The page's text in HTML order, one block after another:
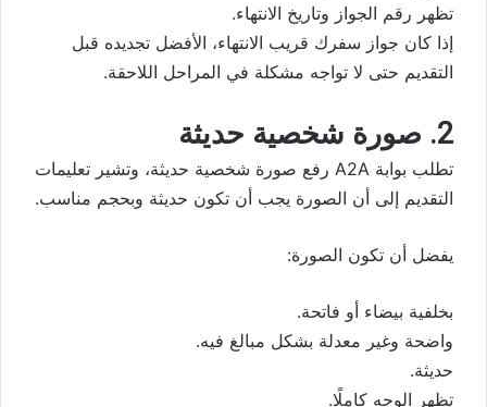
تظهر رقم الجواز وتاريخ الانتهاء.
إذا كان جواز سفرك قريب الانتهاء، الأفضل تجديده قبل
التقديم حتى لا تواجه مشكلة في المراحل اللاحقة.
2. صورة شخصية حديثة
تطلب بوابة A2A رفع صورة شخصية حديثة، وتشير تعليمات
التقديم إلى أن الصورة يجب أن تكون حديثة وبحجم مناسب.
يفضل أن تكون الصورة:
بخلفية بيضاء أو فاتحة.
واضحة وغير معدلة بشكل مبالغ فيه.
حديثة.
تظهر الوجه كاملًا.